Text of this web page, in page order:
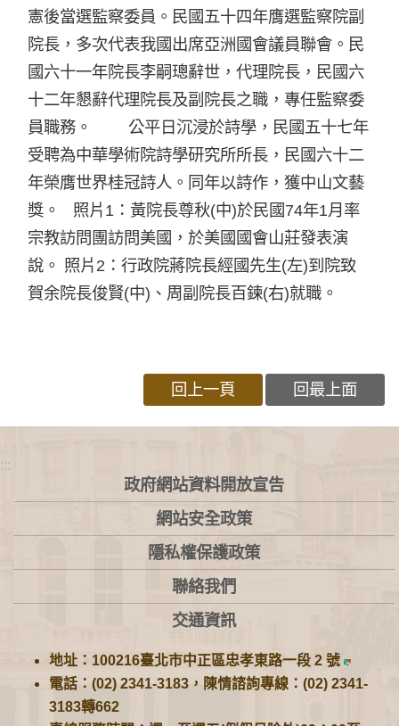
憲後當選監察委員。民國五十四年膺選監察院副
院長，多次代表我國出席亞洲國會議員聯會。民
國六十一年院長李嗣璁辭世，代理院長，民國六
十二年懇辭代理院長及副院長之職，專任監察委
員職務。 公平日沉浸於詩學，民國五十七年
受聘為中華學術院詩學研究所所長，民國六十二
年榮膺世界桂冠詩人。同年以詩作，獲中山文藝
獎。 照片1：黃院長尊秋(中)於民國74年1月率
宗教訪問團訪問美國，於美國國會山莊發表演
說。 照片2：行政院蔣院長經國先生(左)到院致
賀余院長俊賢(中)、周副院長百鍊(右)就職。
回上一頁 回最上面
:::
政府網站資料開放宣告
網站安全政策
隱私權保護政策
聯絡我們
交通資訊
地址：100216臺北市中正區忠孝東路一段 2 號
電話：(02) 2341-3183，陳情諮詢專線：(02) 2341-
3183轉662